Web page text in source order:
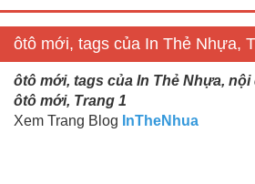
ôtô mới, tags của In Thẻ Nhựa,
ôtô mới, tags của In Thẻ Nhựa,
ôtô mới, Trang 1
Xem Trang Blog InTheNhua